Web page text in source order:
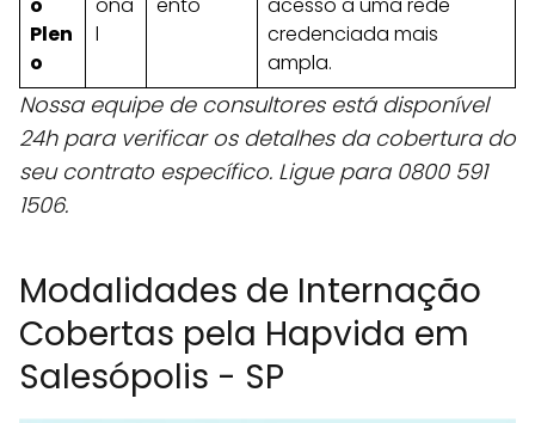
o
Plen
o
ona
l
ento
acesso a uma rede
credenciada mais
ampla.
Nossa equipe de consultores está disponível
24h para verificar os detalhes da cobertura do
seu contrato específico. Ligue para 0800 591
1506.
Modalidades de Internação
Cobertas pela Hapvida em
Salesópolis - SP